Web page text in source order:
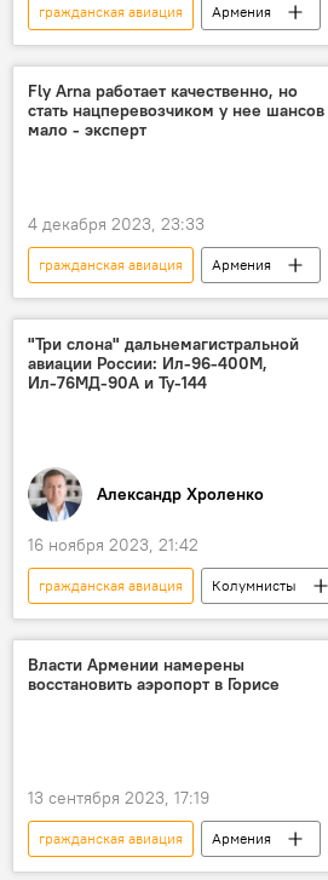
гражданская авиация
Армения
Новости Армения
авиация
Армянская авиация
кадры
дефицит
Fly Arna работает качественно, но
стать нацперевозчиком у нее шансов
мало - эксперт
4 декабря 2023, 23:33
гражданская авиация Армения
национальный перевозчик
"Три слона" дальнемагистральной
авиации России: Ил-96-400М,
Ил-76МД-90А и Ту-144
Александр Хроленко
16 ноября 2023, 21:42
гражданская авиация
Колумнисты
самолет
Россия
В мире
авиация
Власти Армении намерены
восстановить аэропорт в Горисе
13 сентября 2023, 17:19
гражданская авиация Армения
аэропорты
Сюник